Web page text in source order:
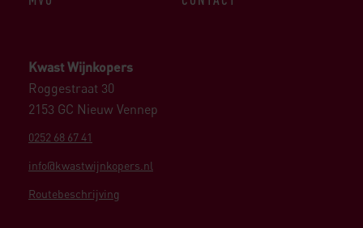
Kwast Wijnkopers
Roggestraat 30
2153 GC Nieuw Vennep
0252 68 67 41
info@kwastwijnkopers.nl
Routebeschrijving